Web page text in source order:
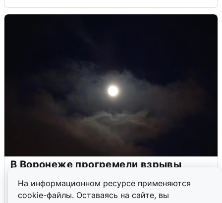
На информационном ресурсе применяются
cookie-файлы. Оставаясь на сайте, вы
В Воронеже прогремели взрывы
5 августа 0